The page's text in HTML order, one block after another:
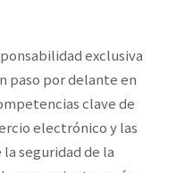
exclusiva
paso por delante en
clave de
electrónico y las
seguridad de la